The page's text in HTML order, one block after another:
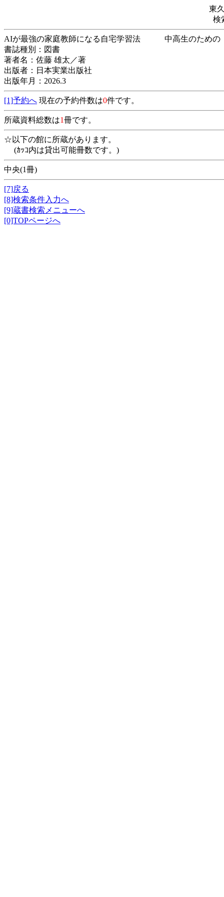
東
検
AIが最強の家庭教師になる自宅学習法 中高
書誌種別：図書
著者名：佐藤 雄太／著
出版者：日本実業出版社
出版年月：2026.3
[1]予約へ 現在の予約件数は0件です。
所蔵資料総数は1冊です。
☆以下の館に所蔵があります。
(ｶｯｺ内は貸出可能冊数です。)
中央(1冊)
[7]戻る
[8]検索条件入力へ
[9]蔵書検索メニューへ
[0]TOPページへ